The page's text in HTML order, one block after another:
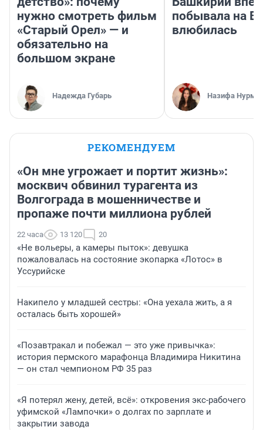
нужно смотреть фильм
«Старый Орел» — и
обязательно на
большом экране
Надежда Губарь
побывала на
влюбилась
Назифа
РЕКОМЕНДУЕМ
«Он мне угрожает и портит жизнь»:
москвич обвинил турагента из
Волгограда в мошенничестве и
пропаже почти миллиона рублей
22 часа 13 120 20
«Не вольеры, а камеры пыток»: девушка
пожаловалась на состояние экопарка «Лотос» в
Уссурийске
Накипело у младшей сестры: «Она уехала жить, а я
осталась быть хорошей»
«Позавтракал и побежал — это уже привычка»:
история пермского марафонца Владимира Никитина
— он стал чемпионом РФ 35 раз
«Я потерял жену, детей, всё»: откровения экс-рабочего
уфимской «Лампочки» о долгах по зарплате и
закрытии завода